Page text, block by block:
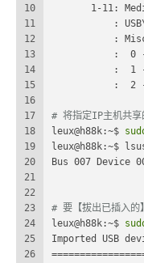
10
11
12
13
14
15
16
17
18
19
20
21
22
23
24
25
26
1-11:
:
:
:  0
:  1
:  2
# 将指定IP主机共享
leux@h88k:~$
leux@h88k:~$
Bus 007 Device
# 要【拔出已插入的
leux@h88k:~$
Imported USB